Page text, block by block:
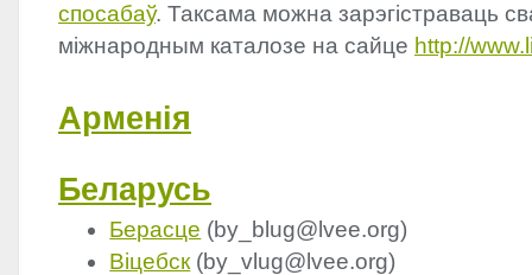
спосабаў. Таксама можна зарэгістраваць
міжнародным каталозе на сайце http://
Арменія
Беларусь
Берасце (by_blug@lvee.org)
Віцебск (by_vlug@lvee.org)